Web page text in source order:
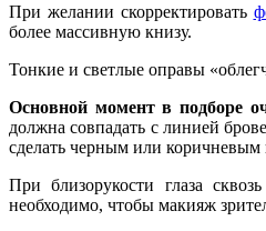
При желании скорректировать
более массивную книзу.
Тонкие и светлые оправы
Основной момент в подборе
должна совпадать с линией
сделать черным или коричневым
При близорукости глаза
необходимо, чтобы макияж